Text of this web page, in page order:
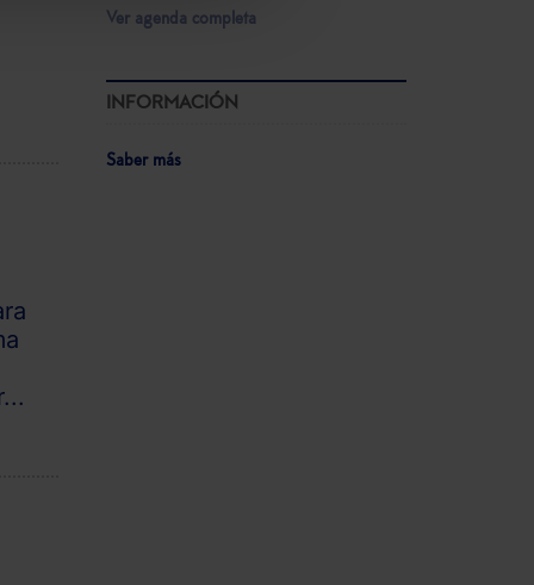
Ver agenda completa
INFORMACIÓN
Saber más